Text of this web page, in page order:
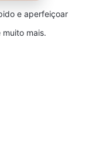
e aperfeiçoar
mais.